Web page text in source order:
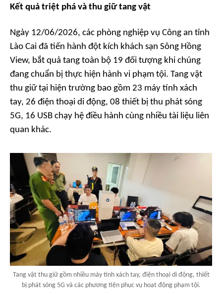
Kết quả triệt phá và thu giữ tang vật
Ngày 12/06/2026, các phòng nghiệp vụ Công an tỉnh
Lào Cai đã tiến hành đột kích khách sạn Sông Hồng
View, bắt quả tang toàn bộ 19 đối tượng khi chúng
đang chuẩn bị thực hiện hành vi phạm tội. Tang vật
thu giữ tại hiện trường bao gồm 23 máy tính xách
tay, 26 điện thoại di động, 08 thiết bị thu phát sóng
5G, 16 USB chạy hệ điều hành cùng nhiều tài liệu liên
quan khác.
Tang vật thu giữ gồm nhiều máy tính xách tay, điện thoại di động, thiết
bị phát sóng 5G và các phương tiện phục vụ hoạt động phạm tội.